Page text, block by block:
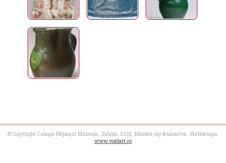
© Copyright Csángó Néprajzi Múzeum, Zabola, 2015. Minden jog fenntartva. Webdesign:
www.voidart.ro